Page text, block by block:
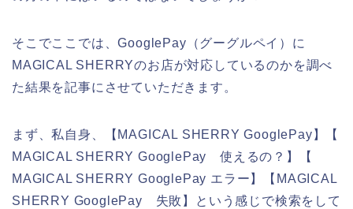
そこでここでは、GooglePay（グーグルペイ）に
MAGICAL SHERRYのお店が対応しているのかを調べ
た結果を記事にさせていただきます。
まず、私自身、【MAGICAL SHERRY GooglePay】【
MAGICAL SHERRY GooglePay 使えるの？】【
MAGICAL SHERRY GooglePay エラー】【MAGICAL
SHERRY GooglePay 失敗】という感じで検索をして